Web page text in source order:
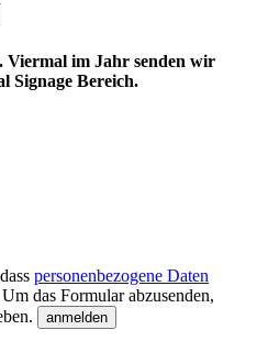
Viermal im Jahr senden wir
Signage Bereich.
personenbezogene Daten
Um das Formular abzusenden,
anmelden